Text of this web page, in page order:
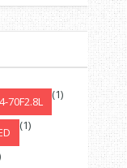
70F2.8L (1)
(1)